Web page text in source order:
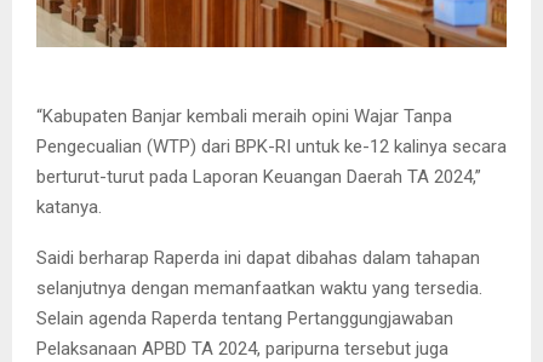
“Kabupaten Banjar kembali meraih opini Wajar Tanpa
Pengecualian (WTP) dari BPK-RI untuk ke-12 kalinya secara
berturut-turut pada Laporan Keuangan Daerah TA 2024,”
katanya.
Saidi berharap Raperda ini dapat dibahas dalam tahapan
selanjutnya dengan memanfaatkan waktu yang tersedia.
Selain agenda Raperda tentang Pertanggungjawaban
Pelaksanaan APBD TA 2024, paripurna tersebut juga